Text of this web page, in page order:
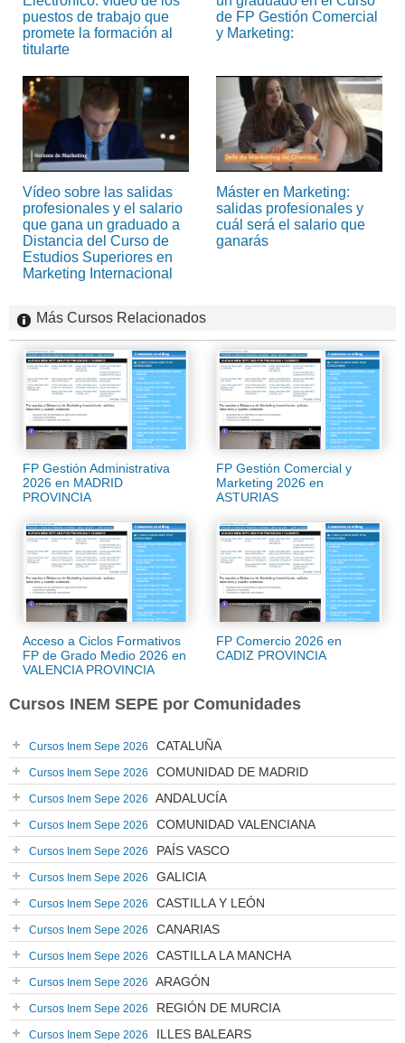
puestos de trabajo que
promete la formación al
titularte
de FP Gestión Comercial
y Marketing:
Vídeo sobre las salidas
profesionales y el salario
que gana un graduado a
Distancia del Curso de
Estudios Superiores en
Marketing Internacional
Máster en Marketing:
salidas profesionales y
cuál será el salario que
ganarás
Más Cursos Relacionados
FP Gestión Administrativa
2026 en MADRID
PROVINCIA
FP Gestión Comercial y
Marketing 2026 en
ASTURIAS
Acceso a Ciclos Formativos
FP de Grado Medio 2026 en
VALENCIA PROVINCIA
FP Comercio 2026 en
CADIZ PROVINCIA
Cursos INEM SEPE por Comunidades
Cursos Inem Sepe 2026 CATALUÑA
Cursos Inem Sepe 2026 COMUNIDAD DE MADRID
Cursos Inem Sepe 2026 ANDALUCÍA
Cursos Inem Sepe 2026 COMUNIDAD VALENCIANA
Cursos Inem Sepe 2026 PAÍS VASCO
Cursos Inem Sepe 2026 GALICIA
Cursos Inem Sepe 2026 CASTILLA Y LEÓN
Cursos Inem Sepe 2026 CANARIAS
Cursos Inem Sepe 2026 CASTILLA LA MANCHA
Cursos Inem Sepe 2026 ARAGÓN
Cursos Inem Sepe 2026 REGIÓN DE MURCIA
Cursos Inem Sepe 2026 ILLES BALEARS